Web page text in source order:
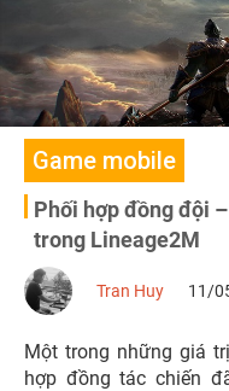
Game mobile
Phối hợp đồng đội
trong Lineage2M
Tran Huy 11/
Một trong những giá
hợp đồng tác chiến